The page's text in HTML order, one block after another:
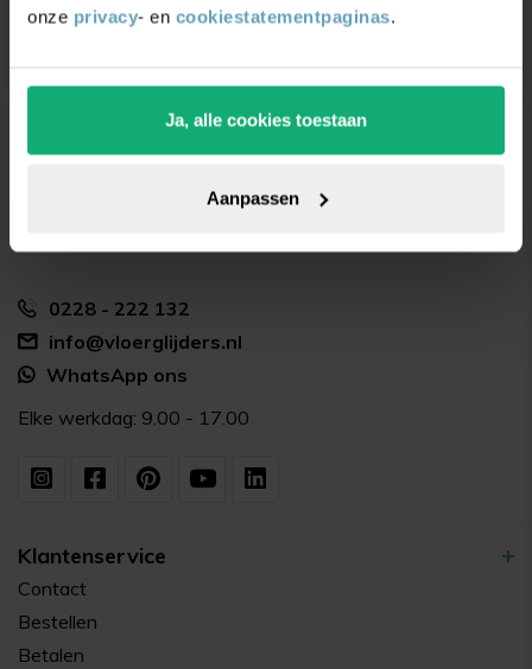
onze privacy- en cookiestatementpaginas.
Ja, alle cookies toestaan
Aanpassen
0228 - 222 132
info@vloerglijders.nl
WhatsApp ons
Elke werkdag: 9.00 - 17.00
Klantenservice
Contact
Bestellen
Betalen